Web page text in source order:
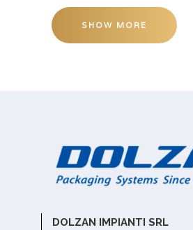
SHOW MORE
DOLZAN IMPIANTI SRL